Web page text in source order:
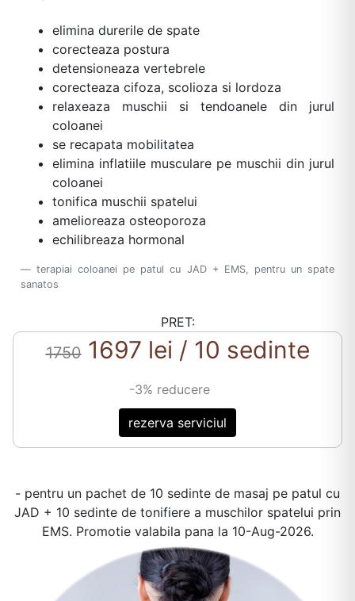
elimina durerile de spate
corecteaza postura
detensioneaza vertebrele
corecteaza cifoza, scolioza si lordoza
relaxeaza muschii si tendoanele din jurul
coloanei
se recapata mobilitatea
elimina inflatiile musculare pe muschii din jurul
coloanei
tonifica muschii spatelui
amelioreaza osteoporoza
echilibreaza hormonal
terapiai coloanei pe patul cu JAD + EMS, pentru un spate
sanatos
PRET:
1750 1697 lei / 10 sedinte
-3% reducere
rezerva serviciul
- pentru un pachet de 10 sedinte de masaj pe patul cu
JAD + 10 sedinte de tonifiere a muschilor spatelui prin
EMS. Promotie valabila pana la 10-Aug-2026.